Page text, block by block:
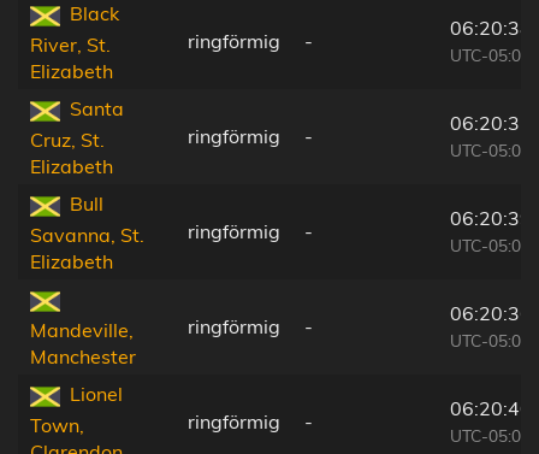
Black
River, St.
Elizabeth
ringförmig -
06:20:38
UTC-05:07
Santa
Cruz, St.
Elizabeth
ringförmig -
06:20:37
UTC-05:07
Bull
Savanna, St.
Elizabeth
ringförmig -
06:20:39
UTC-05:07
Mandeville,
Manchester
ringförmig -
06:20:36
UTC-05:07
Lionel
Town,
ringförmig -
06:20:40
UTC-05:07